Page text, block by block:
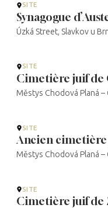
SITE
Synagogue
Úzká Street, Slavkov u
SITE
Cimetière juif de
Městys Chodová Planá
SITE
Ancien cimetière
Městys Chodová Planá
SITE
Cimetière juif de